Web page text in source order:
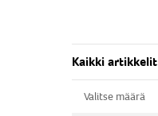
Kaikki artikkelit
Valitse määrä
Valitse määrä